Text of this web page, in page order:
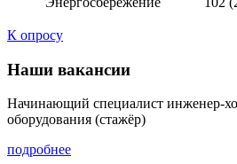
К опросу
Наши вакансии
Начинающий специалист инженер-
оборудования (стажёр)
подробнее